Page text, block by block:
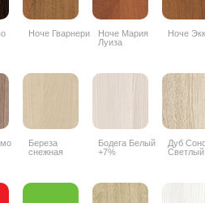
Ноче Гварнери
Ноче Мария
Луиза
Ноче
Береза
снежная
Бодега Белый
+7%
Дуб